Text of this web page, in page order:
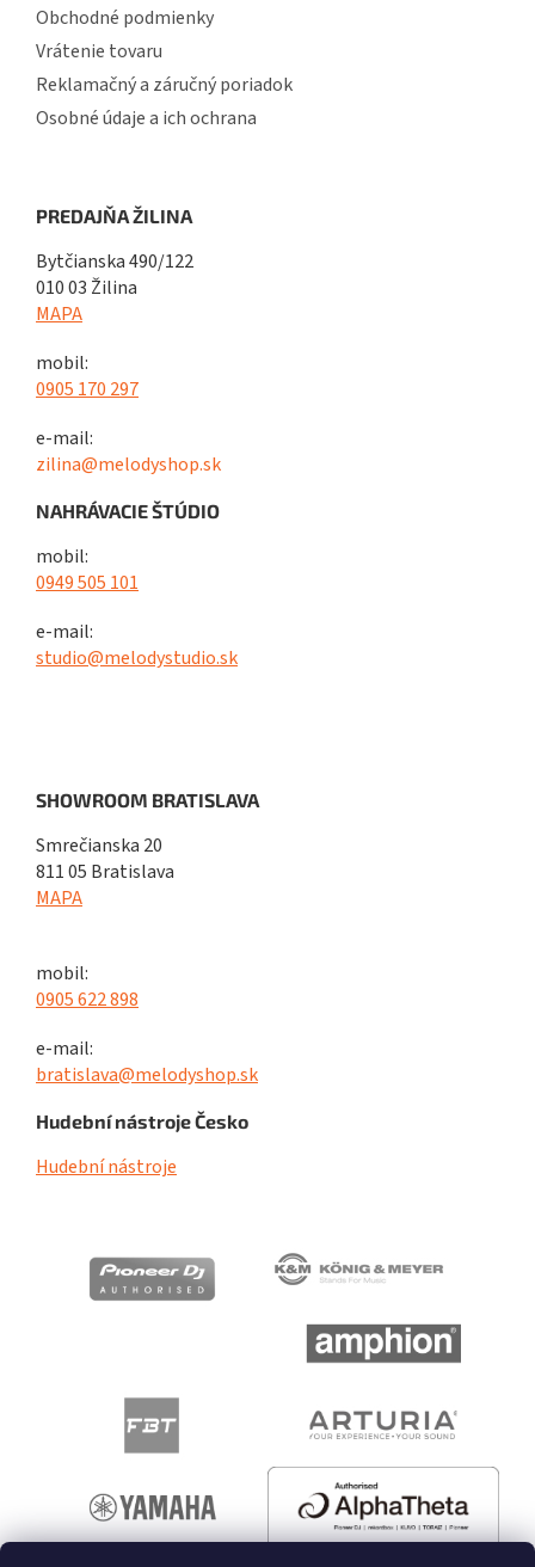
Obchodné podmienky
Vrátenie tovaru
Reklamačný a záručný poriadok
Osobné údaje a ich ochrana
PREDAJŇA ŽILINA
Bytčianska 490/122
010 03 Žilina
MAPA
mobil:
0905 170 297
e-mail:
zilina@melodyshop.sk
NAHRÁVACIE ŠTÚDIO
mobil:
0949 505 101
e-mail:
studio@melodystudio.sk
SHOWROOM BRATISLAVA
Smrečianska 20
811 05 Bratislava
MAPA
mobil:
0905 622 898
e-mail:
bratislava@melodyshop.sk
Hudební nástroje Česko
Hudební nástroje